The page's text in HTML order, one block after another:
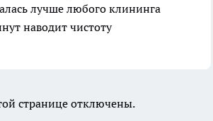
лучше любого клининга
наводит чистоту
странице отключены.